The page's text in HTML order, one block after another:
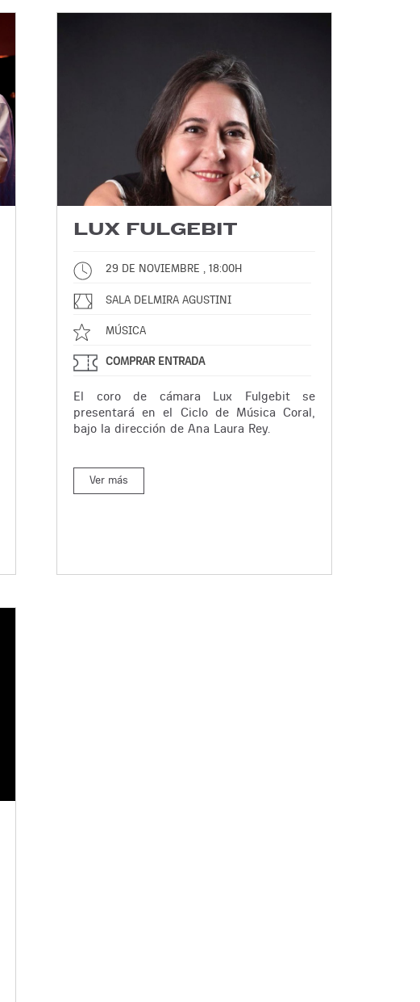
LUX FULGEBIT
29 DE NOVIEMBRE , 18:00H
SALA DELMIRA AGUSTINI
MÚSICA
COMPRAR ENTRADA
El coro de cámara Lux Fulgebit se
presentará en el Ciclo de Música Coral,
bajo la dirección de Ana Laura Rey.
Ver más